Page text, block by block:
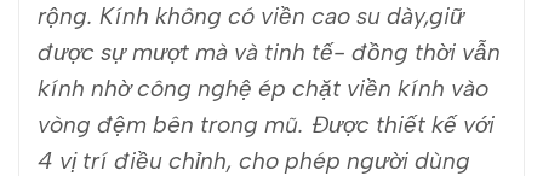
rộng. Kính không có viền cao su dày,giữ
được sự mượt mà và tinh tế- đồng thời vẫn
kính nhờ công nghệ ép chặt viền kính vào
vòng đệm bên trong mũ. Được thiết kế với
4 vị trí điều chỉnh, cho phép người dùng